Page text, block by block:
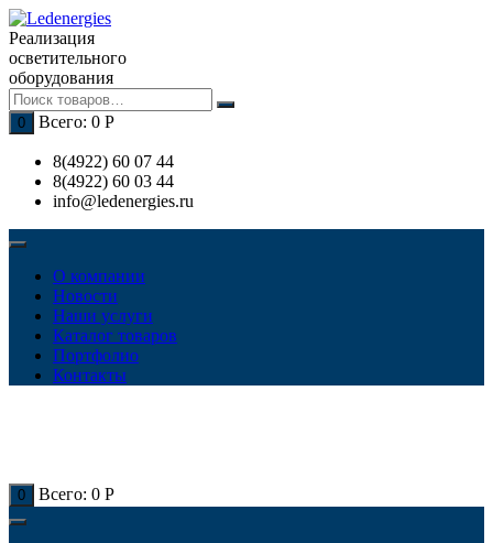
Перейти
к
содержимому
Реализация
осветительного
оборудования
0 Всего: 0 Р
8(4922) 60 07 44
8(4922) 60 03 44
info@ledenergies.ru
О компании
Новости
Наши услуги
Каталог товаров
Портфолио
Контакты
0 Всего: 0 Р